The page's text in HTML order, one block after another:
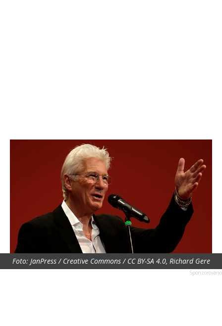
Foto: JanPress / Creative Commons / CC BY-SA 4.0, Richard Gere